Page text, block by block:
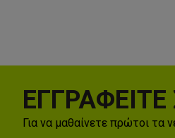
ΕΓΓΡΑΦΕΙΤΕ
Για να μαθαίνετε πρώτοι τα